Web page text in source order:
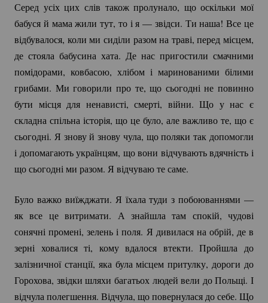
Серед усіх цих слів також пролунало, що оскільки мої
бабуся й мама жили тут, то і я — звідси. Ти наша! Все це
відбувалося, коли ми сиділи разом на траві, перед місцем,
де стояла бабусина хата. Де нас пригостили смачними
помідорами, ковбасою, хлібом і маринованими білими
грибами. Ми говорили про те, що сьогодні не повинно
бути місця для ненависті, смерті, війни. Що у нас є
складна спільна історія, що це було, але важливо те, що є
сьогодні. Я знову й знову чула, що поляки так допомогли
і допомагають українцям, що вони відчувають вдячність і
що сьогодні ми разом. Я відчуваю те саме.
Було важко виїжджати. Я їхала туди з побоюваннями —
як все це витримати. А знайшла там спокій, чудові
сонячні промені, зелень і поля. Я дивилася на обрій, де в
зерні ховалися ті, кому вдалося втекти. Пройшла до
залізничної станції, яка була місцем притулку, дороги до
Горохова, звідки шляхи багатьох людей вели до Польщі. І
відчула полегшення. Відчула, що повернулася до себе. Що